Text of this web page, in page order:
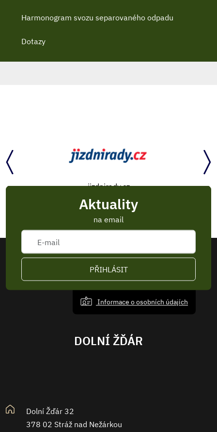
Harmonogram svozu separovaného odpadu
Dotazy
jizdnirady.cz
Aktuality
na email
PŘIHLÁSIT
Informace o osobních údajích
DOLNÍ ŽĎÁR
Dolní Žďár 32
378 02 Stráž nad Nežárkou